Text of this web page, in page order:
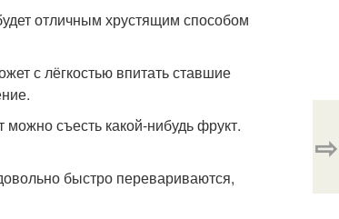
отличным хрустящим способом
с лёгкостью впитать ставшие
съесть какой-нибудь фрукт.
быстро перевариваются,
⇨